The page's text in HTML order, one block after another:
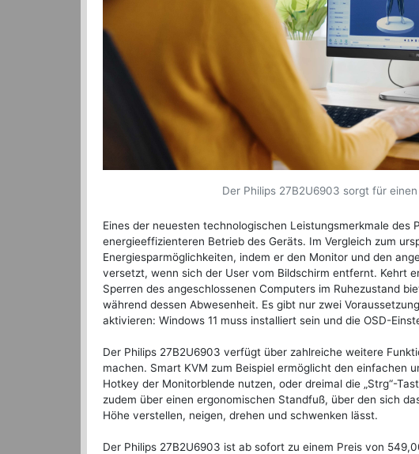
Der Philips 27B2U6903 sorgt für
Eines der neuesten technologischen Leistungsmerkmale
energieeffizienteren Betrieb des Geräts. Im Vergleich zum
Energiesparmöglichkeiten, indem er den Monitor und den
versetzt, wenn sich der User vom Bildschirm entfernt. Kehrt
Sperren des angeschlossenen Computers im Ruhezustand
während dessen Abwesenheit. Es gibt nur zwei
aktivieren: Windows 11 muss installiert sein und die OSD-
Der Philips 27B2U6903 verfügt über zahlreiche weitere
machen. Smart KVM zum Beispiel ermöglicht den einfachen
Hotkey der Monitorblende nutzen, oder dreimal die „Strg“-
zudem über einen ergonomischen Standfuß, über den sich
Höhe verstellen, neigen, drehen und schwenken lässt.
Der Philips 27B2U6903 ist ab sofort zu einem Preis von